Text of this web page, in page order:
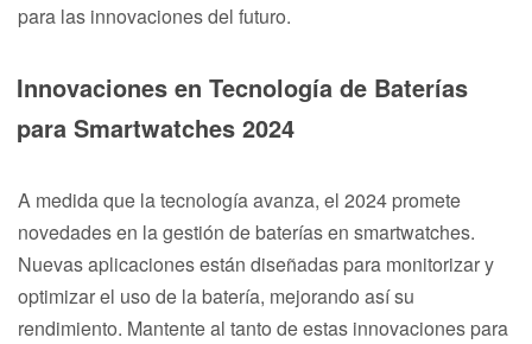
para las innovaciones del futuro.
Innovaciones en Tecnología de Baterías
para Smartwatches 2024
A medida que la tecnología avanza, el 2024 promete
novedades en la gestión de baterías en smartwatches.
Nuevas aplicaciones están diseñadas para monitorizar y
optimizar el uso de la batería, mejorando así su
rendimiento. Mantente al tanto de estas innovaciones para